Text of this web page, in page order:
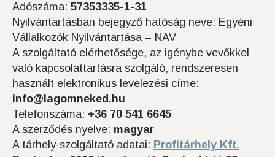
Adószáma: 57353335-1-31
Nyilvántartásban bejegyző hatóság neve: Egyéni
Vállalkozók Nyilvántartása – NAV
A szolgáltató elérhetősége, az igénybe vevőkkel
való kapcsolattartásra szolgáló, rendszeresen
használt elektronikus levelezési címe:
info@lagomneked.hu
Telefonszáma: +36 70 541 6645
A szerződés nyelve: magyar
A tárhely-szolgáltató adatai: Profitárhely Kft.